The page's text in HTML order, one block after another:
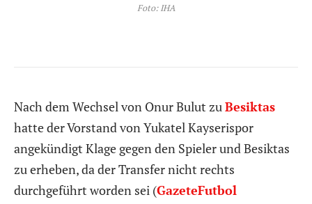
Foto: IHA
Nach dem Wechsel von Onur Bulut zu Besiktas
hatte der Vorstand von Yukatel Kayserispor
angekündigt Klage gegen den Spieler und Besiktas
zu erheben, da der Transfer nicht rechts
durchgeführt worden sei (GazeteFutbol